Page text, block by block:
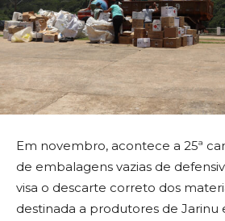
Em novembro, acontece a 25ª
de embalagens vazias de
visa o descarte correto dos
destinada a produtores de Jarinu